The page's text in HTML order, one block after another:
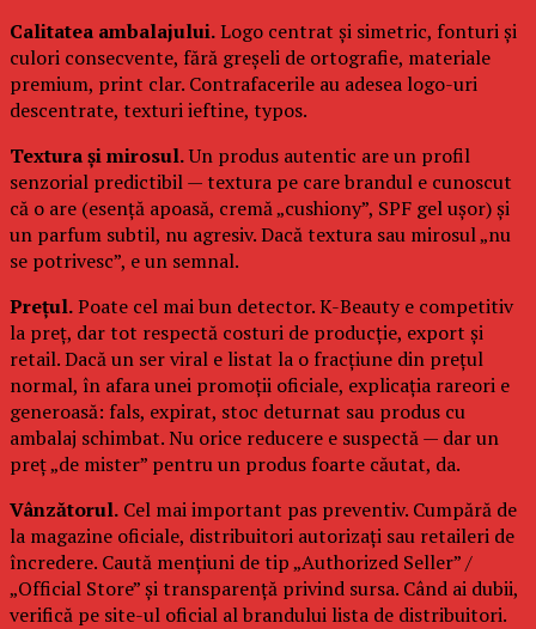
Calitatea ambalajului.Logo centrat și simetric, fonturi și
culori consecvente, fără greșeli de ortografie, materiale
premium, print clar. Contrafacerile au adesea logo-uri
descentrate, texturi ieftine, typos.
Textura și mirosul.Un produs autentic are un profil
senzorial predictibil — textura pe care brandul e cunoscut
că o are (esență apoasă, cremă „cushiony”, SPF gel ușor) și
un parfum subtil, nu agresiv. Dacă textura sau mirosul „nu
se potrivesc”, e un semnal.
Prețul.Poate cel mai bun detector. K-Beauty e competitiv
la preț, dar tot respectă costuri de producție, export și
retail. Dacă un ser viral e listat la o fracțiune din prețul
normal, în afara unei promoții oficiale, explicația rareori e
generoasă: fals, expirat, stoc deturnat sau produs cu
ambalaj schimbat. Nu orice reducere e suspectă — dar un
preț „de mister” pentru un produs foarte căutat, da.
Vânzătorul. Cel mai important pas preventiv. Cumpără de
la magazine oficiale, distribuitori autorizați sau retaileri de
încredere. Caută mențiuni de tip „Authorized Seller” /
„Official Store” și transparență privind sursa. Când ai dubii,
verifică pe site-ul oficial al brandului lista de distribuitori.